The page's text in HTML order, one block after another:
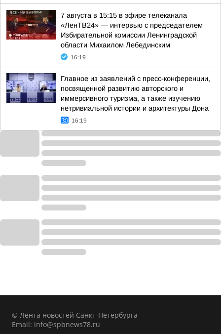
7 августа в 15:15 в эфире телеканала
«ЛенТВ24» — интервью с председателем
Избирательной комиссии Ленинградской
области Михаилом Лебединским
16:19
Главное из заявлений с пресс-конференции,
посвященной развитию авторского и
иммерсивного туризма, а также изучению
нетривиальной истории и архитектуры Дона
16:19
© Лента новостей Санкт-Петербурга
Email: info@spbnews78.ru